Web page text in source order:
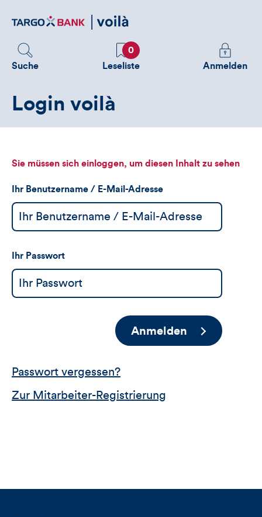
zum
Suche
Favoriten
0
Leseliste
Melden
Sie
sehen
Anmelden
Login voilà
Sie müssen sich einloggen, um diesen Inhalt zu sehen
Ihr Benutzername / E-Mail-Adresse
Ihr Passwort
Anmelden
Passwort vergessen?
Zur Mitarbeiter-Registrierung